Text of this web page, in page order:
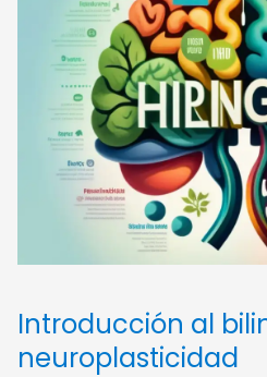
Introducción al
neuroplasticidad